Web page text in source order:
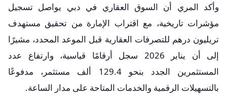
وأكد المري أن السوق العقاري في دبي يواصل تسجيل
مؤشرات تاريخية، مع اقتراب الإمارة من تحقيق مستهدف
تريليون درهم للتصرفات العقارية قبل الموعد المحدد، مشيرًا
إلى أن يناير 2026 سجل أرقامًا قياسية، وارتفاع عدد
المستثمرين الجدد بنحو 129.4 ألف مستثمر، مدفوعًا
بالتسهيلات الرقمية والخدمات المتاحة على مدار الساعة.